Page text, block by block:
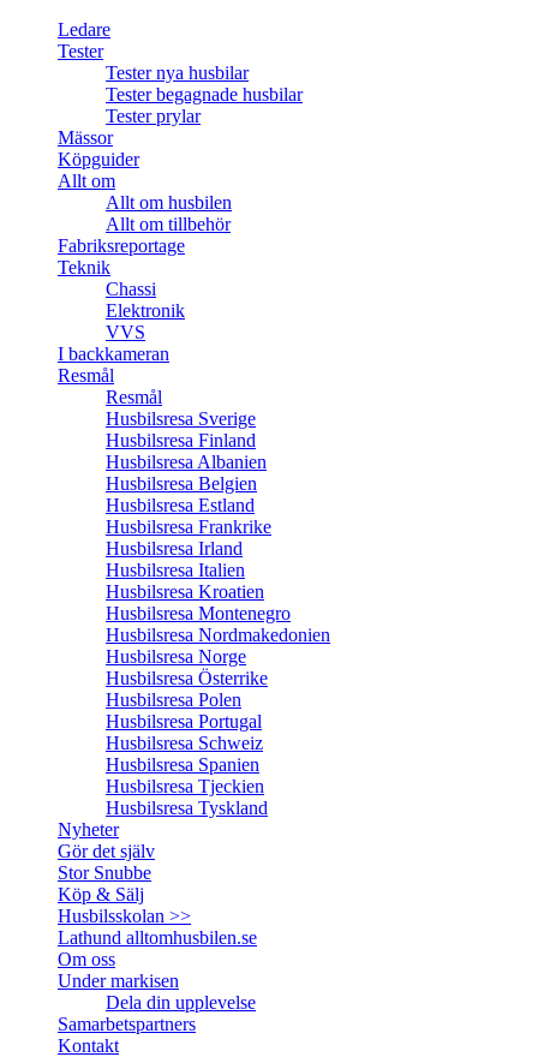
Ledare
Tester
Tester nya husbilar
Tester begagnade husbilar
Tester prylar
Mässor
Köpguider
Allt om
Allt om husbilen
Allt om tillbehör
Fabriksreportage
Teknik
Chassi
Elektronik
VVS
I backkameran
Resmål
Resmål
Husbilsresa Sverige
Husbilsresa Finland
Husbilsresa Albanien
Husbilsresa Belgien
Husbilsresa Estland
Husbilsresa Frankrike
Husbilsresa Irland
Husbilsresa Italien
Husbilsresa Kroatien
Husbilsresa Montenegro
Husbilsresa Nordmakedonien
Husbilsresa Norge
Husbilsresa Österrike
Husbilsresa Polen
Husbilsresa Portugal
Husbilsresa Schweiz
Husbilsresa Spanien
Husbilsresa Tjeckien
Husbilsresa Tyskland
Nyheter
Gör det själv
Stor Snubbe
Köp & Sälj
Husbilsskolan >>
Lathund alltomhusbilen.se
Om oss
Under markisen
Dela din upplevelse
Samarbetspartners
Kontakt